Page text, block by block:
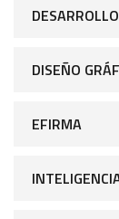
DISEÑO
EFIRMA